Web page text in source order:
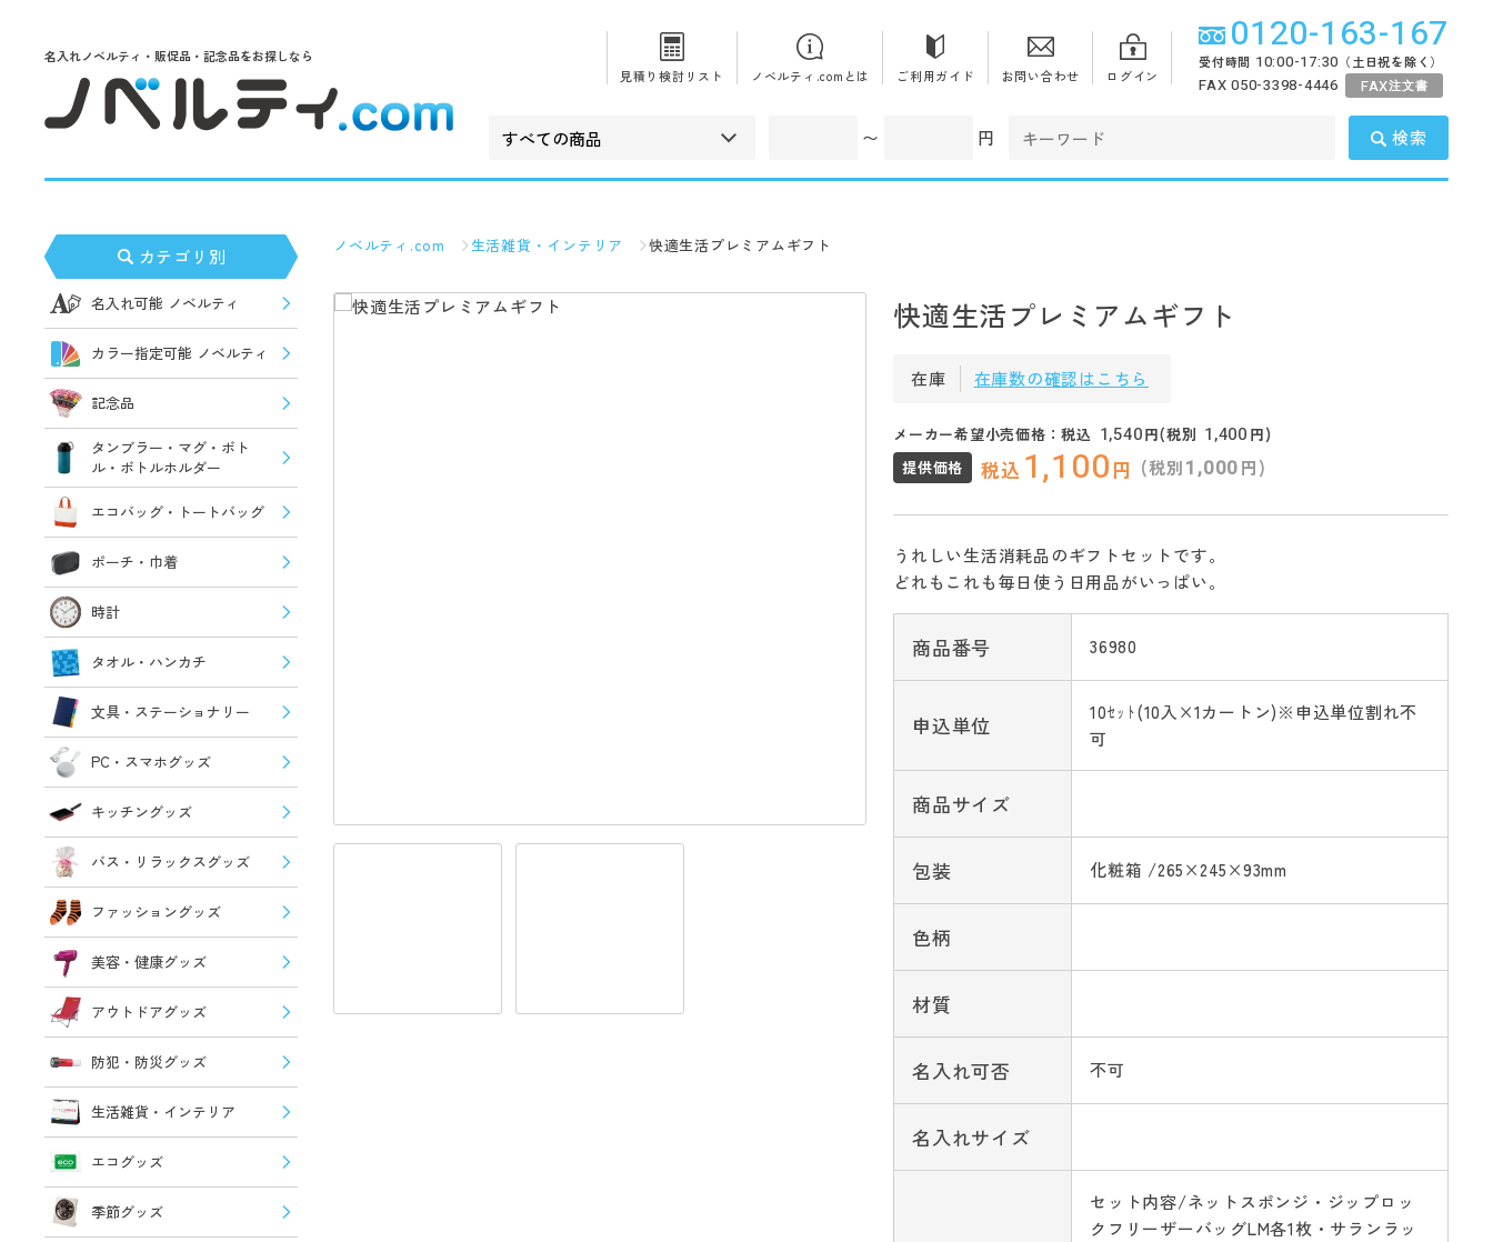
名入れノベルティ・販促品・記念品をお探しなら
見積り検討リスト
ノベルティ.comとは ご利用ガイド お問い合わせ ログイン
0120-163-167
受付時間 10:00-17:30 （土日祝を除く）
FAX 050-3398-4446 FAX注文書
〜 円 検索
カテゴリ別
名入れ可能 ノベルティ
カラー指定可能 ノベルティ
記念品
タンブラー・マグ・ボト
ル・ボトルホルダー
エコバッグ・トートバッグ
ポーチ・巾着
時計
タオル・ハンカチ
文具・ステーショナリー
PC・スマホグッズ
キッチングッズ
バス・リラックスグッズ
ファッショングッズ
美容・健康グッズ
アウトドアグッズ
防犯・防災グッズ
生活雑貨・インテリア
エコグッズ
季節グッズ
ノベルティ.com 生活雑貨・インテリア 快適生活プレミアムギフト
快適生活プレミアムギフト
在庫 在庫数の確認はこちら
メーカー希望小売価格：税込 1,540円(税別 1,400 円)
提供価格
税込 1,100円 (税別1,000円)
うれしい生活消耗品のギフトセットです。
どれもこれも毎日使う日用品がいっぱい。
商品番号 36980
申込単位
10ｾｯﾄ(10入×1カートン)※申込単位割れ不
可
商品サイズ
包装 化粧箱 /265×245×93mm
色柄
材質
名入れ可否 不可
名入れサイズ
セット内容/ネットスポンジ・ジップロッ
クフリーザーバッグLM各1枚・サランラッ